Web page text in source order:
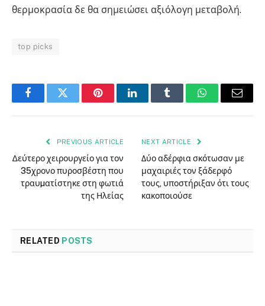
θερμοκρασία δε θα σημειώσει αξιόλογη μεταβολή.
top picks
FacebookTwitter PinterestLinkedInTumblr WhatsAppEmail
PREVIOUS ARTICLE
∆εύτερο χειρουργείο για τον
35χρονο πυροσβέστη που
τραυµατίστηκε στη φωτιά
της Ηλείας
NEXT ARTICLE
Δύο αδέρφια σκότωσαν με
μαχαιριές τον ξάδερφό
τους, υποστήριξαν ότι τους
κακοποιούσε
RELATED POSTS